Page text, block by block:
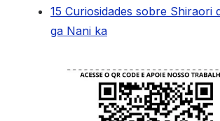
15 Curiosidades sobre Shiraori
ga Nani ka